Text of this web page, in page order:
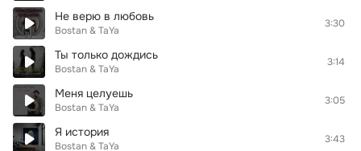
Не верю в любовь
Bostan & TaYa
3:30
Ты только дождись
Bostan & TaYa
3:14
Меня целуешь
Bostan & TaYa
3:05
Я история
Bostan & TaYa
3:43